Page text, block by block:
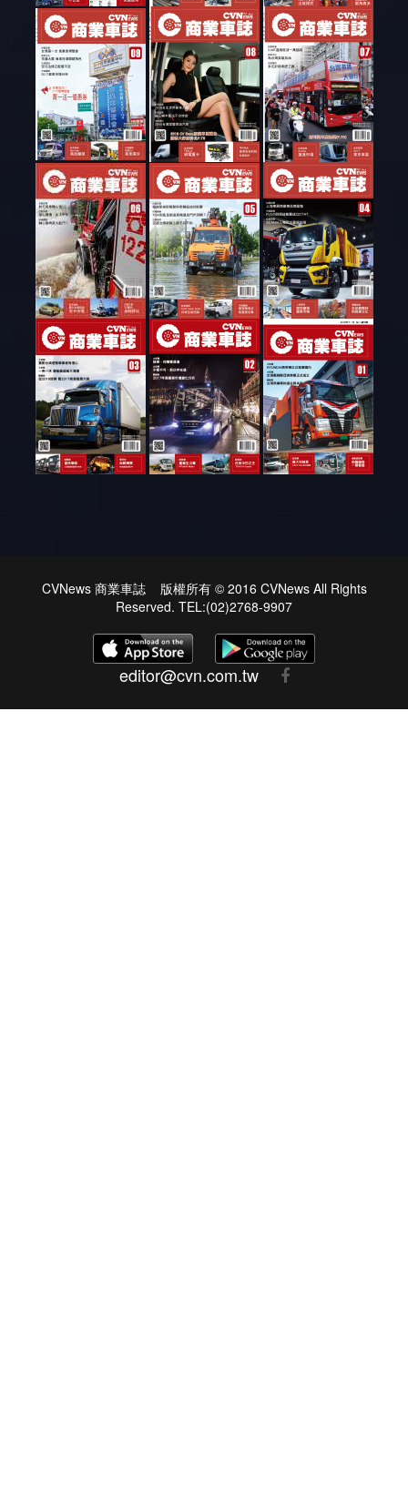
CVNews 商業車誌 版權所有 © 2016 CVNews All Rights
Reserved. TEL:(02)2768-9907
editor@cvn.com.tw